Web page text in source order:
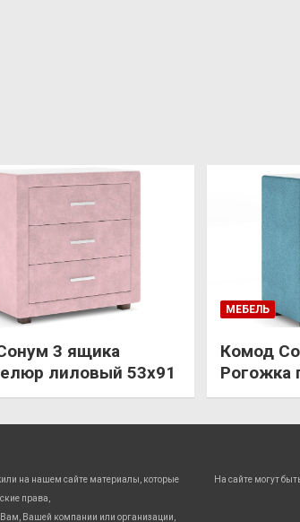
3 ящика
лиловый 53х91
МЕБЕЛЬ
Комод
Рогожка
на нашем сайте материалы, которые
права,
Вашей компании или организации,
На сайте могут